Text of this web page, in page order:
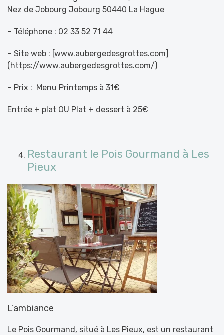
Nez de Jobourg Jobourg 50440 La Hague
– Téléphone : 02 33 52 71 44
– Site web : [www.aubergedesgrottes.com]
(https://www.aubergedesgrottes.com/)
– Prix : Menu Printemps à 31€
Entrée + plat OU Plat + dessert à 25€
Restaurant le Pois Gourmand à Les
Pieux
L’ambiance
Le Pois Gourmand, situé à Les Pieux, est un restaurant